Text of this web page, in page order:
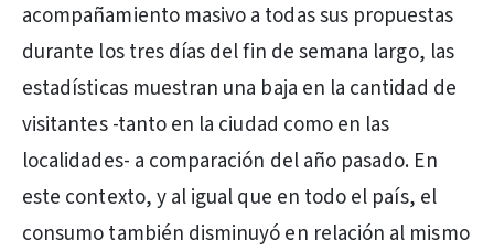
acompañamiento masivo a todas sus propuestas
durante los tres días del fin de semana largo, las
estadísticas muestran una baja en la cantidad de
visitantes -tanto en la ciudad como en las
localidades- a comparación del año pasado. En
este contexto, y al igual que en todo el país, el
consumo también disminuyó en relación al mismo